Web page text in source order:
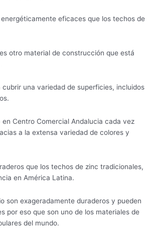
eficaces que los techos de
otro material de construcción que está
cubrir una variedad de superficies, incluidos
Centro Comercial Andalucia cada vez
a la extensa variedad de colores y
que los techos de zinc tradicionales,
en América Latina.
son exageradamente duraderos y pueden
por eso que son uno de los materiales de
del mundo.